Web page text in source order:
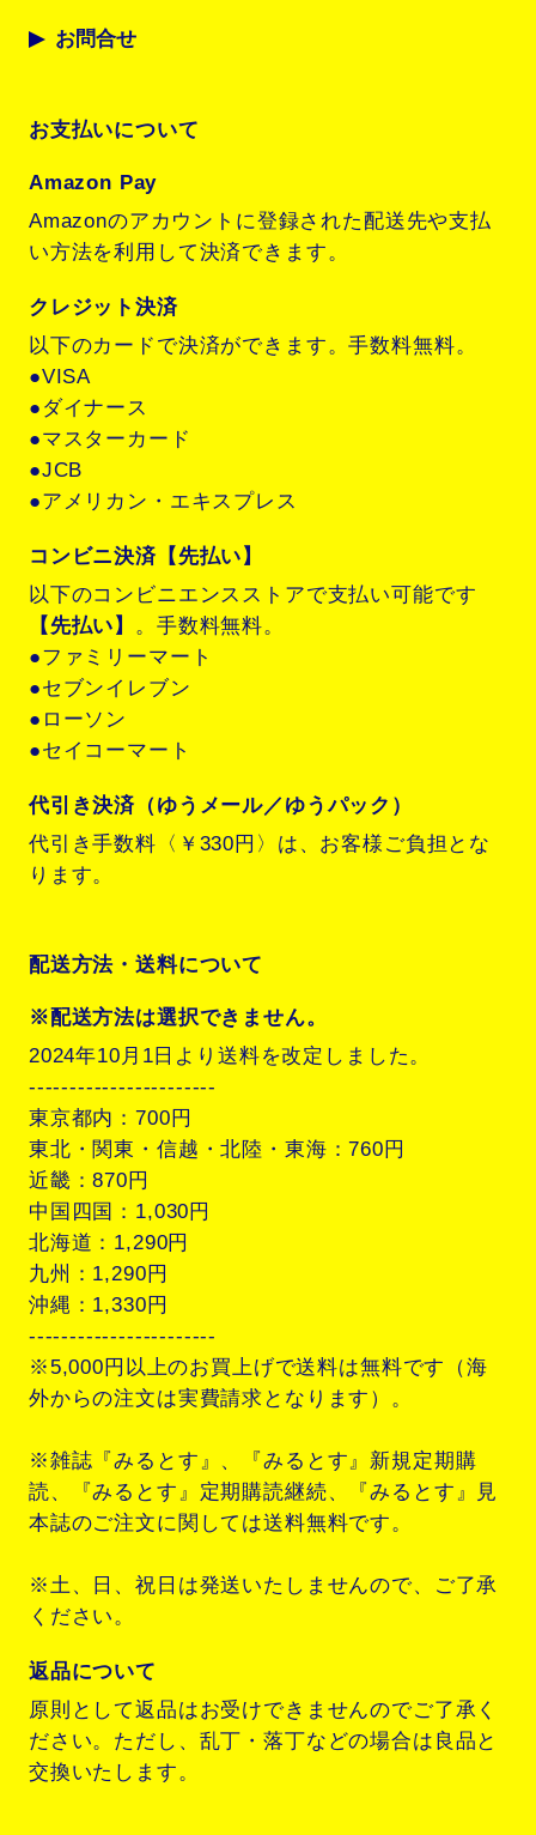
お問合せ
お支払いについて
Amazon Pay
Amazonのアカウントに登録された配送先や支払
い方法を利用して決済できます。
クレジット決済
以下のカードで決済ができます。手数料無料。
●VISA
●ダイナース
●マスターカード
●JCB
●アメリカン・エキスプレス
コンビニ決済【先払い】
以下のコンビニエンスストアで支払い可能です
【先払い】 。手数料無料。
●ファミリーマート
●セブンイレブン
●ローソン
●セイコーマート
代引き決済（ゆうメール／ゆうパック）
代引き手数料〈￥330円〉は、お客様ご負担とな
ります。
配送方法・送料について
※配送方法は選択できません。
2024年10月1日より送料を改定しました。
-----------------------
東京都内：700円
東北・関東・信越・北陸・東海：760円
近畿：870円
中国四国：1,030円
北海道：1,290円
九州：1,290円
沖縄：1,330円
-----------------------
※5,000円以上のお買上げで送料は無料です（海
外からの注文は実費請求となります）。
※雑誌『みるとす』、『みるとす』新規定期購
読、『みるとす』定期購読継続、『みるとす』見
本誌のご注文に関しては送料無料です。
※土、日、祝日は発送いたしませんので、ご了承
ください。
返品について
原則として返品はお受けできませんのでご了承く
ださい。ただし、乱丁・落丁などの場合は良品と
交換いたします。